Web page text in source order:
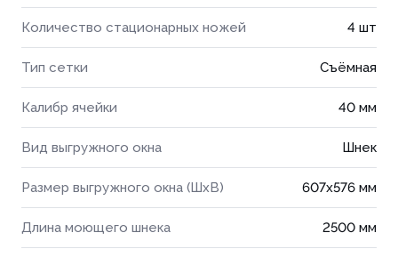
Количество стационарных ножей 4 шт
Тип сетки Съёмная
Калибр ячейки 40 мм
Вид выгружного окна Шнек
Размер выгружного окна (ШхВ) 607x576 мм
Длина моющего шнека 2500 мм